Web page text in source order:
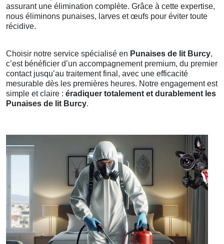
assurant une élimination complète. Grâce à cette expertise,
nous éliminons punaises, larves et œufs pour éviter toute
récidive.
Choisir notre service spécialisé en Punaises de lit Burcy,
c’est bénéficier d’un accompagnement premium, du premier
contact jusqu’au traitement final, avec une efficacité
mesurable dès les premières heures. Notre engagement est
simple et claire : éradiquer totalement et durablement les
Punaises de lit Burcy.